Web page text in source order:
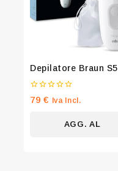
Depilatore Braun S5
0
su
79€ Iva Incl.
AGG. AL